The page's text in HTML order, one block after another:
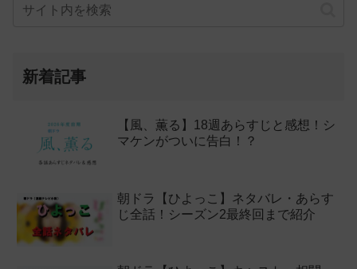
新着記事
【風、薫る】18週あらすじと感想！シ
マケンがついに告白！？
朝ドラ【ひよっこ】ネタバレ・あらす
じ全話！シーズン2最終回まで紹介